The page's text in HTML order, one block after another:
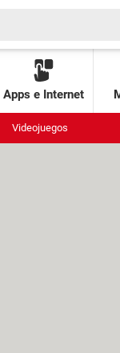
Apps e Internet
Videojuegos